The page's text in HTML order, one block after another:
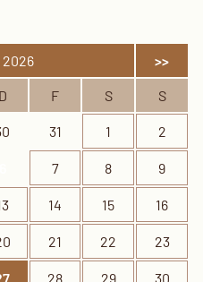
2026 >>
D F S S
31 1 2
7 8 9
14 15 16
21 22 23
28 29 30